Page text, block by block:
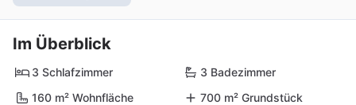
Im Überblick
3 Schlafzimmer
3 Badezimmer
160 m² Wohnfläche
700 m² Grundstück